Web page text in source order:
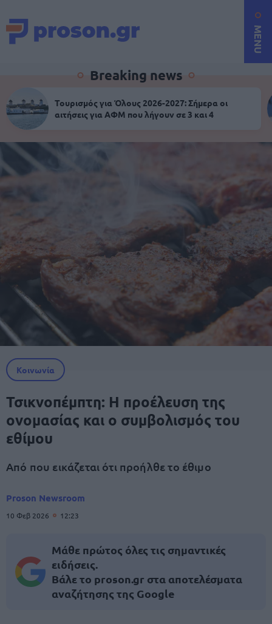
MENU
Breaking news
Τουρισμός για Όλους 2026-2027: Σήμερα οι
αιτήσεις για ΑΦΜ που λήγουν σε 3 και 4
Κοινωνία
Τσικνοπέμπτη: Η προέλευση της
ονομασίας και ο συμβολισμός του
εθίμου
Από που εικάζεται ότι προήλθε το έθιμο
Proson Newsroom
10 Φεβ 2026 12:23
Μάθε πρώτος όλες τις σημαντικές
ειδήσεις.
Βάλε το proson.gr στα αποτελέσματα
αναζήτησης της Google